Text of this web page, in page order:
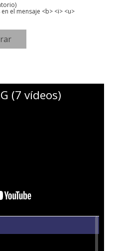
el mensaje <b> <i> <u>
(7 vídeos)